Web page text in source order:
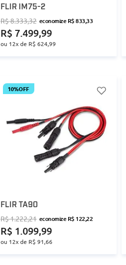
FLIR IM75-2
R$8.333,32 economizeR$833,33
R$ 7.499,99
ou 12x de R$ 624,99
10%OFF
FLIR TA90
R$1.222,21 economizeR$122,22
R$ 1.099,99
ou 12x de R$ 91,66